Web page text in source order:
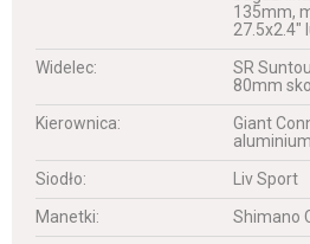
135mm,
27.5x2.4"
Widelec:
SR
80mm
Kierownica:
Giant
aluminium
Siodło:
Liv Sport
Manetki:
Shimano